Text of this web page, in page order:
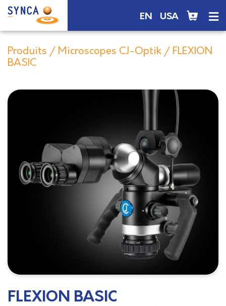
EN USA
Produits / Microscopes CJ-Optik / FLEXION
BASIC
FLEXION BASIC